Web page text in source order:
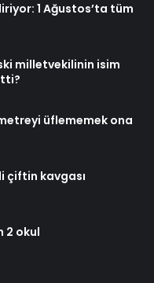
1 Ağustos’ta tüm
milletvekilinin isim
üflememek ona
çiftin kavgası
2 okul